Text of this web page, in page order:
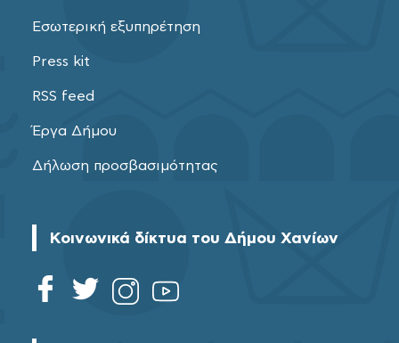
Εσωτερική εξυπηρέτηση
Press kit
RSS feed
Έργα Δήμου
Δήλωση προσβασιμότητας
Κοινωνικά δίκτυα του Δήμου Χανίων